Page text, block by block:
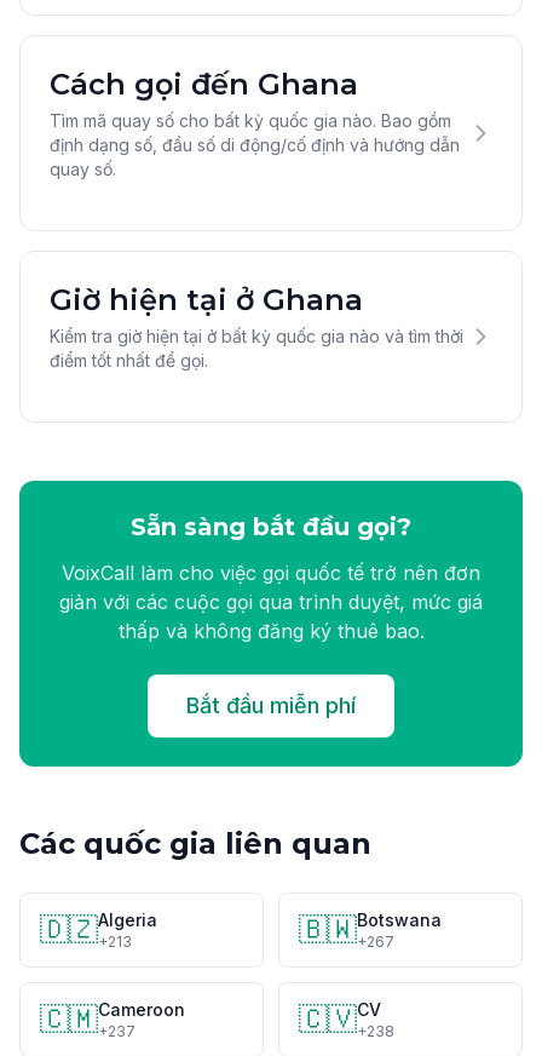
Cách gọi đến Ghana
Tìm mã quay số cho bất kỳ quốc gia nào. Bao gồm
định dạng số, đầu số di động/cố định và hướng dẫn
quay số.
Giờ hiện tại ở Ghana
Kiểm tra giờ hiện tại ở bất kỳ quốc gia nào và tìm thời
điểm tốt nhất để gọi.
Sẵn sàng bắt đầu gọi?
VoixCall làm cho việc gọi quốc tế trở nên đơn
giản với các cuộc gọi qua trình duyệt, mức giá
thấp và không đăng ký thuê bao.
Bắt đầu miễn phí
Các quốc gia liên quan
🇩🇿Algeria
+213 🇧🇼Botswana
+267
🇨🇲Cameroon
+237 🇨🇻CV
+238